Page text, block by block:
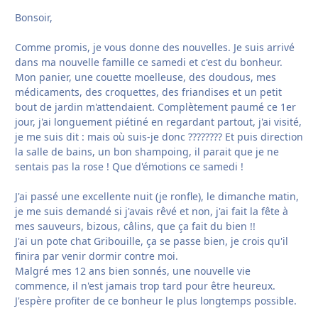
Bonsoir,
Comme promis, je vous donne des nouvelles. Je suis arrivé
dans ma nouvelle famille ce samedi et c'est du bonheur.
Mon panier, une couette moelleuse, des doudous, mes
médicaments, des croquettes, des friandises et un petit
bout de jardin m'attendaient. Complètement paumé ce 1er
jour, j'ai longuement piétiné en regardant partout, j'ai visité,
je me suis dit : mais où suis-je donc ???????? Et puis direction
la salle de bains, un bon shampoing, il parait que je ne
sentais pas la rose ! Que d'émotions ce samedi !
J'ai passé une excellente nuit (je ronfle), le dimanche matin,
je me suis demandé si j'avais rêvé et non, j'ai fait la fête à
mes sauveurs, bizous, câlins, que ça fait du bien !!
J'ai un pote chat Gribouille, ça se passe bien, je crois qu'il
finira par venir dormir contre moi.
Malgré mes 12 ans bien sonnés, une nouvelle vie
commence, il n'est jamais trop tard pour être heureux.
J'espère profiter de ce bonheur le plus longtemps possible.